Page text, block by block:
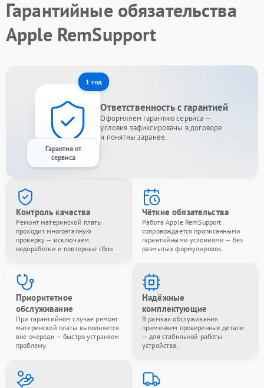
Гарантийные обязательства
Apple RemSupport
1 год
Гарантия от
сервиса
Ответственность с гарантией
Оформляем гарантию сервиса —
условия зафиксированы в договоре
и понятны заранее.
Контроль качества
Ремонт материнской платы
проходит многоэтапную
проверку — исключаем
недоработки и повторные сбои.
Чёткие обязательства
Работа Apple RemSupport
сопровождается прописанными
гарантийными условиями — без
размытых формулировок.
Приоритетное
обслуживание
При гарантийном случае ремонт
материнской платы выполняется
вне очереди — быстро устраняем
проблему.
Надёжные
комплектующие
В рамках обслуживания
применяем проверенные детали
— для стабильной работы
устройства.